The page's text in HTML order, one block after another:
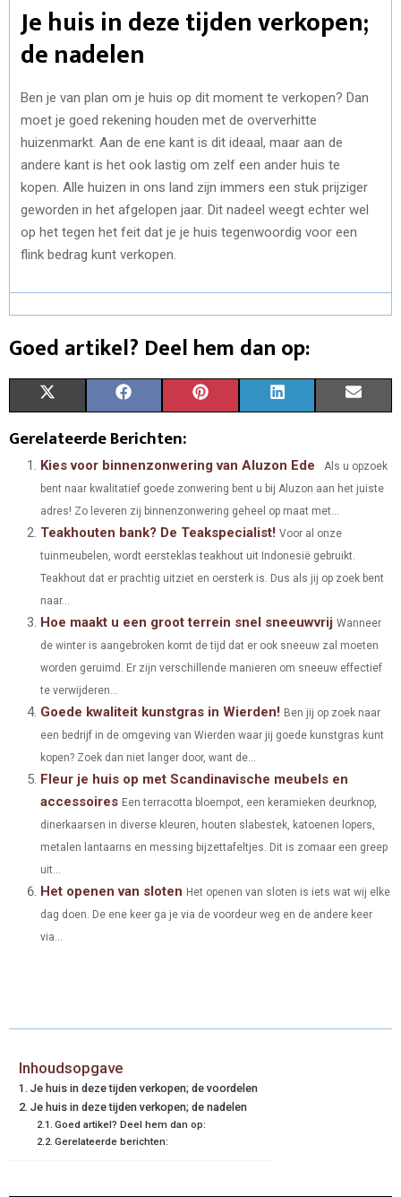
Je huis in deze tijden verkopen;
de nadelen
Ben je van plan om je huis op dit moment te verkopen? Dan
moet je goed rekening houden met de oververhitte
huizenmarkt. Aan de ene kant is dit ideaal, maar aan de
andere kant is het ook lastig om zelf een ander huis te
kopen. Alle huizen in ons land zijn immers een stuk prijziger
geworden in het afgelopen jaar. Dit nadeel weegt echter wel
op het tegen het feit dat je je huis tegenwoordig voor een
flink bedrag kunt verkopen.
Goed artikel? Deel hem dan op:
R
O
T
W
I
T
E
R
)
R
O
C
E
B
O
K
R
O
N
T
R
S
T
A
R
O
N
K
D
N
R
I
Gerelateerde Berichten:
Kies voor binnenzonwering van Aluzon Ede
Als u opzoek
bent naar kwalitatief goede zonwering bent u bij Aluzon aan het juiste
adres! Zo leveren zij binnenzonwering geheel op maat met...
Teakhouten bank? De Teakspecialist! Voor al onze
tuinmeubelen, wordt eersteklas teakhout uit Indonesië gebruikt.
Teakhout dat er prachtig uitziet en oersterk is. Dus als jij op zoek bent
naar...
Hoe maakt u een groot terrein snel sneeuwvrij Wanneer
de winter is aangebroken komt de tijd dat er ook sneeuw zal moeten
worden geruimd. Er zijn verschillende manieren om sneeuw effectief
te verwijderen...
Goede kwaliteit kunstgras in Wierden! Ben jij op zoek naar
een bedrijf in de omgeving van Wierden waar jij goede kunstgras kunt
kopen? Zoek dan niet langer door, want de...
Fleur je huis op met Scandinavische meubels en
accessoires Een terracotta bloempot, een keramieken deurknop,
dinerkaarsen in diverse kleuren, houten slabestek, katoenen lopers,
metalen lantaarns en messing bijzettafeltjes. Dit is zomaar een greep
uit...
Het openen van sloten Het openen van sloten is iets wat wij elke
dag doen. De ene keer ga je via de voordeur weg en de andere keer
via...
Inhoudsopgave
Je huis in deze tijden verkopen; de voordelen
Je huis in deze tijden verkopen; de nadelen
Goed artikel? Deel hem dan op:
Gerelateerde berichten: